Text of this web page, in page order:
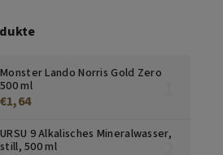
Monster Lando Norris Gold Zero
500 ml
€1,64
URSU 9 Alkalisches Mineralwasser,
still, 500 ml